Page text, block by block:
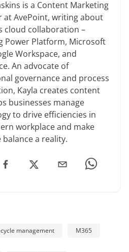
is a Content Marketing
at AvePoint, writing about
cloud collaboration –
Power Platform, Microsoft
Workspace, and
An advocate of
governance and process
Kayla creates content
businesses manage
to drive efficiencies in
workplace and make
a reality.
management M365